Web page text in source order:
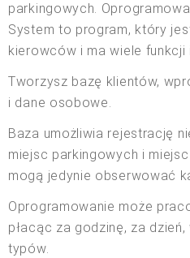
parkingowych.
System to program, który
kierowców i ma wiele funkcji
Tworzysz bazę klientów,
i dane osobowe.
Baza umożliwia rejestrację
miejsc parkingowych i
mogą jedynie obserwować
Oprogramowanie może
płacąc za godzinę, za
typów.